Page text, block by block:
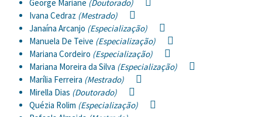
George Mariane (Doutorado)
Ivana Cedraz (Mestrado)
Janaína Arcanjo (Especialização)
Manuela De Teive (Especialização)
Mariana Cordeiro (Especialização)
Mariana Moreira da Silva (Especialização)
Marília Ferreira (Mestrado)
Mirella Dias (Doutorado)
Quézia Rolim (Especialização)